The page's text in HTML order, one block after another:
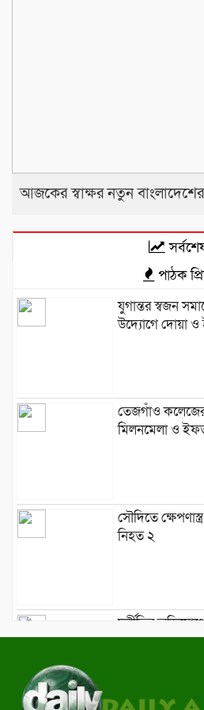
আজকের স্বাক্ষর নতুন বাংলাদেশের
পাঠক
যুগান্তর স্বজন
উদ্যোগে দোয়া ও
তেজগাঁও কলেজের
মিলনমেলা ও
সৌদিতে
নিহত ২
দুর্নীতির
কঠোরতার আশ্বাস